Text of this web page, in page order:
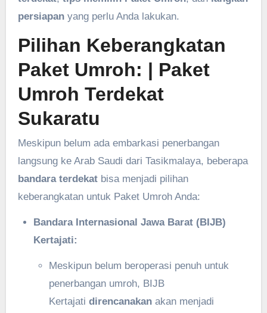
persiapanyang perlu Anda lakukan.
Pilihan Keberangkatan
Paket Umroh: | Paket
Umroh Terdekat
Sukaratu
Meskipun belum ada embarkasi penerbangan
langsung ke Arab Saudi dari Tasikmalaya, beberapa
bandara terdekatbisa menjadi pilihan
keberangkatan untuk Paket Umroh Anda:
Bandara Internasional Jawa Barat (BIJB)
Kertajati:
Meskipun belum beroperasi penuh untuk
penerbangan umroh, BIJB
Kertajati direncanakanakan menjadi